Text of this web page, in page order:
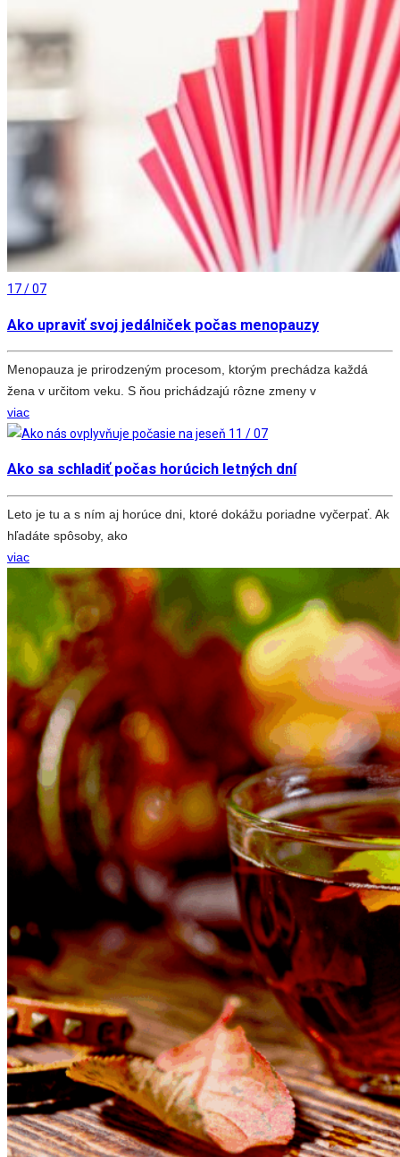
17 / 07
Ako upraviť svoj jedálniček počas menopauzy
Menopauza je prirodzeným procesom, ktorým prechádza každá
žena v určitom veku. S ňou prichádzajú rôzne zmeny v
viac
11 / 07
Ako sa schladiť počas horúcich letných dní
Leto je tu a s ním aj horúce dni, ktoré dokážu poriadne vyčerpať. Ak
hľadáte spôsoby, ako
viac